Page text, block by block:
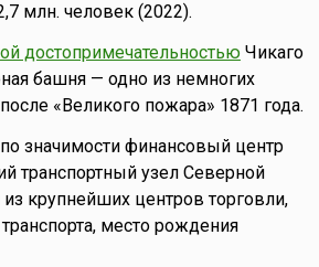
млн. человек (2022).
достопримечательностьюЧикаго
башня — одно из немногих
«Великого пожара» 1871 года.
значимости финансовый центр
транспортный узел Северной
крупнейших центров торговли,
место рождения